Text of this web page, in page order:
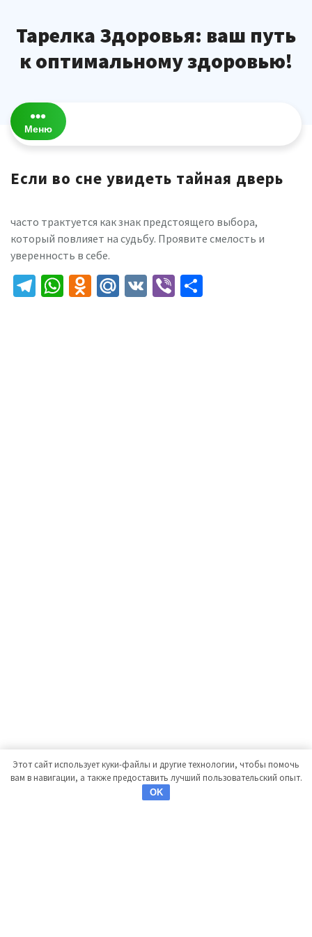
содержимому
Тарелка Здоровья: ваш путь
к оптимальному здоровью!
Меню
Если во сне увидеть тайная дверь
часто трактуется как знак предстоящего выбора,
который повлияет на судьбу. Проявите смелость и
уверенность в себе.
Telegram
WhatsApp
Odnoklassniki
Mail.Ru
VK Viber
Этот сайт использует куки-файлы и другие технологии, чтобы помочь
вам в навигации, а также предоставить лучший пользовательский опыт.
OK